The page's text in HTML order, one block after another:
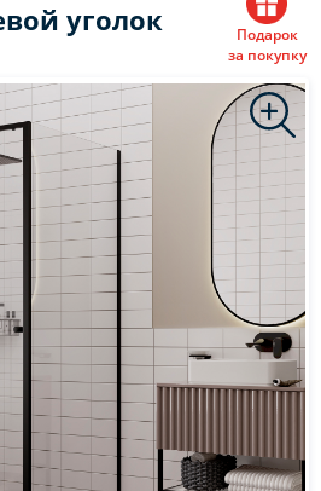
уголок
Подарок
за покупку